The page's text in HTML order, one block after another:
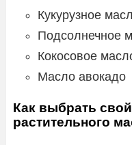
Кукурузное
Подсолнечное
Кокосовое
Масло авокадо
Как выбрать
растительного